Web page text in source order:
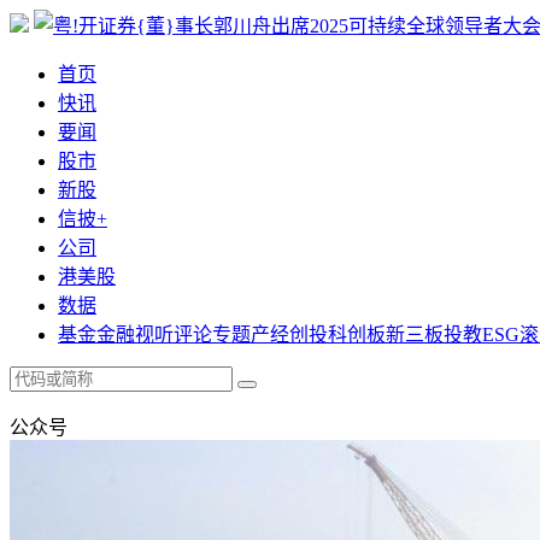
首页
快讯
要闻
股市
新股
信披+
公司
港美股
数据
基金金融视听评论专题产经创投科创板新三板投教ESG
公众号